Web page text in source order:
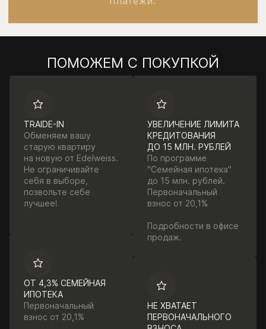
ПОМОЖЕМ С ПОКУПКОЙ
TRAIDE-IN
Обменяем вашу
старую квартиру
на новую от Edelweiss.
Не ограничивайте
себя в выборе,
позвольте себе
лучшее!
ОТ 4,3% СЕМЕЙНАЯ
ИПОТЕКА
Первоначальный
взнос от 20,1%
УВЕЛИЧЕНИЕ ЛИМИТА
КРЕДИТОВАНИЯ
ДО 15 МЛН. РУБЛЕЙ
По программе
"Семейная ипотека"
до 15 млн. рублей.
Первоначальный
взнос от 20,1%
Подробности в офисе
продаж.
НЕ ХВАТАЕТ
ПЕРВОНАЧАЛЬНОГО